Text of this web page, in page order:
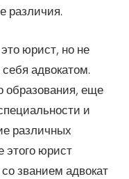
различия.
юрист, но не
адвокатом.
образования, еще
и
различных
этого юрист
званием адвокат